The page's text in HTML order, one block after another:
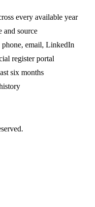
every available year
and source
phone, email, LinkedIn
register portal
six months